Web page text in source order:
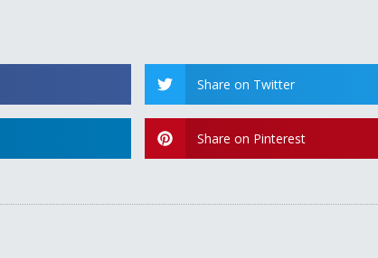
Share on Twitter
Share on Pinterest